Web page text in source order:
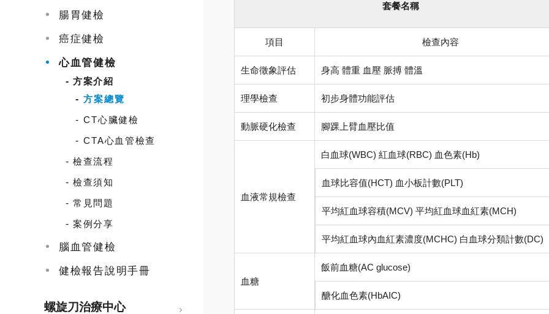
腸胃健檢
癌症健檢
心血管健檢
方案介紹
方案總覽
CT心臟健檢
CTA心血管檢查
檢查流程
檢查須知
常見問題
案例分享
腦血管健檢
健檢報告說明手冊
螺旋刀治療中心
套餐名稱
項目 檢查內容
生命徵象評估 身高 體重 血壓 脈搏 體溫
理學檢查 初步身體功能評估
動脈硬化檢查 腳踝上臂血壓比值
血液常規檢查
白血球(WBC) 紅血球(RBC) 血色素(Hb)
血球比容值(HCT) 血小板計數(PLT)
平均紅血球容積(MCV) 平均紅血球血紅素(MCH)
平均紅血球內血紅素濃度(MCHC) 白血球分類計數(DC)
血糖
飯前血糖(AC glucose)
醣化血色素(HbAIC)